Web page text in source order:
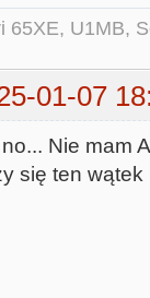
65XE, U1MB,
01-07
Nie mam
się ten wątek